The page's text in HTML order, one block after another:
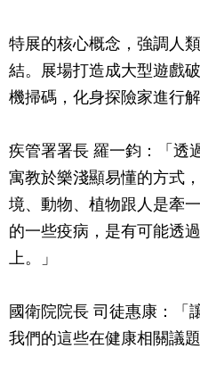
特展的核心概念，強調人
結。展場打造成大型遊戲
機掃碼，化身探險家進行解
疾管署署長 羅一鈞：「透
寓教於樂淺顯易懂的方式
境、動物、植物跟人是牽
的一些疫病，是有可能透
上。」
國衛院院長 司徒惠康：「
我們的這些在健康相關議